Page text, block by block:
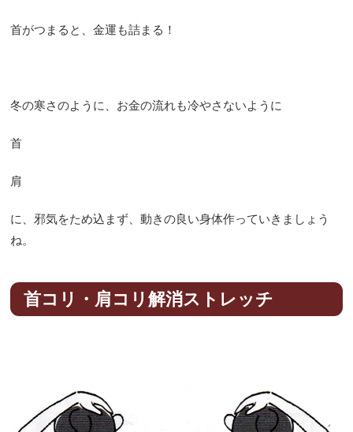
首がつまると、金運も詰まる！
冬の寒さのように、お金の流れも冷やさないように
首
肩
に、邪気をため込まず、動きの良い身体作っていきましょう
ね。
首コリ・肩コリ解消ストレッチ